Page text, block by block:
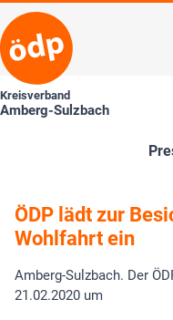
Kreisverband
Amberg-Sulzbach
ÖDP lädt zur
Wohlfahrt ein
Amberg-Sulzbach. Der
21.02.2020 um